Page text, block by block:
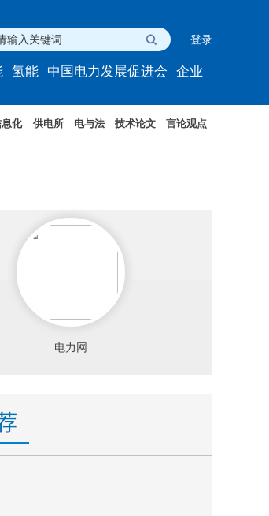
登录
氢能 中国电力发展促进会 企业
化 供电所 电与法 技术论文 言论观点
电力网